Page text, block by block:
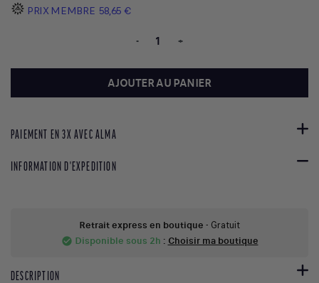
PRIX MEMBRE 58,65 €
- +
AJOUTER AU PANIER
PAIEMENT EN 3X AVEC ALMA
INFORMATION D'EXPEDITION
Retrait express en boutique - Gratuit
check_circle Disponible sous 2h : Choisir ma boutique
DESCRIPTION